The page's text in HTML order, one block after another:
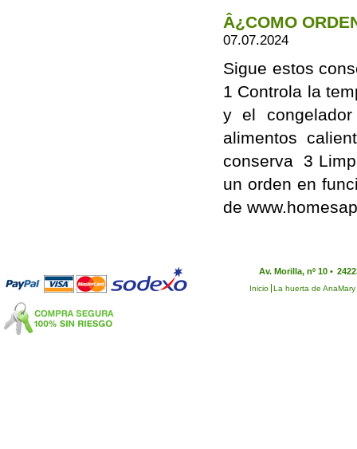
Â¿COMO
07.07.2024
Sigue estos
1 Controla la
y el
alimentos
conserva 3
un orden en
de
Av. Morilla, nº 10 •
Inicio La huerta de AnaMary